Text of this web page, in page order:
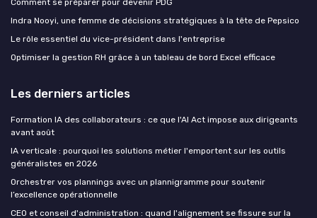
Indra Nooyi, une femme de décisions stratégiques à la tête de Pepsico
Le rôle essentiel du vice-président dans l'entreprise
Optimiser la gestion RH grâce à un tableau de bord Excel efficace
Les derniers articles
Formation IA des collaborateurs : ce que l'AI Act impose aux dirigeants
avant août
IA verticale : pourquoi les solutions métier l'emportent sur les outils
généralistes en 2026
Orchestrer vos plannings avec un plannigramme pour soutenir
l’excellence opérationnelle
CEO et conseil d'administration : quand l'alignement se fissure sur la